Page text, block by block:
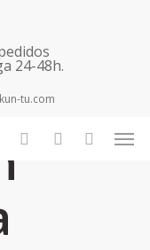
24-48h.
tu.com